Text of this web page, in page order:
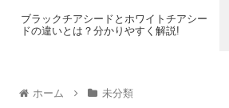
ブラックチアシードとホワイトチアシー
ドの違いとは？分かりやすく解説!
ホーム 未分類